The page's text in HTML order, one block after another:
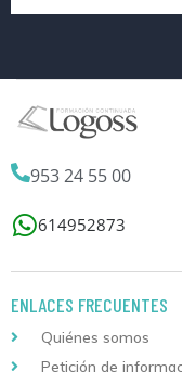
953 24 55 00
614952873
ENLACES FRECUENTES
Quiénes somos
Petición de